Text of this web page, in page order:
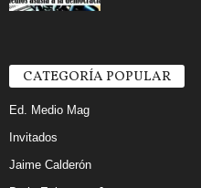
CATEGORÍA POPULAR
Ed. Medio Mag
Invitados
Jaime Calderón